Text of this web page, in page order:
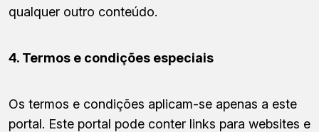
qualquer outro conteúdo.
4. Termos e condições especiais
Os termos e condições aplicam-se apenas a este
portal. Este portal pode conter links para websites e